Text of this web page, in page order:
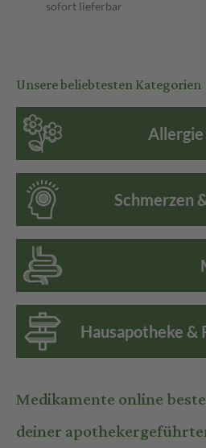
Medikamente online
deiner
sofort lieferbar
Unsere beliebtesten Kategorien
Schmerzen
Hausapotheke &